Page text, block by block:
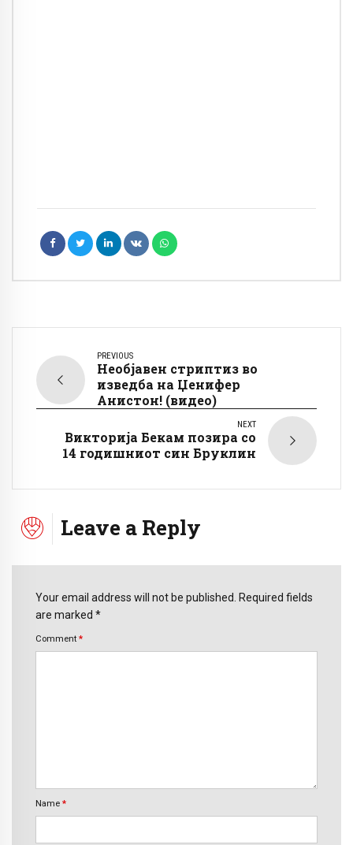
PREVIOUS
Необјавен стриптиз во
изведба на Џенифер
Анистон! (видео)
NEXT
Викторија Бекам позира со
14 годишниот син Бруклин
Leave a Reply
Your email address will not be published. Required fields
are marked *
Comment *
Name *